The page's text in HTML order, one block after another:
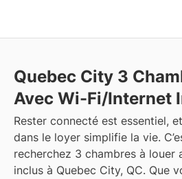
Quebec City 3
Avec Wi-Fi/Internet
Rester connecté est essentiel,
dans le loyer simplifie la vie.
recherchez 3 chambres à
inclus à Quebec City, QC. Que